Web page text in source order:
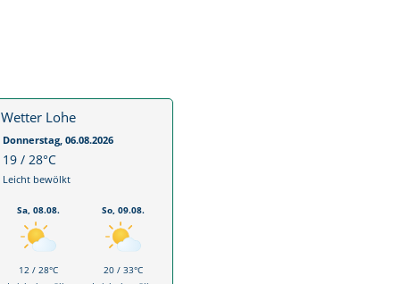
Wetter Lohe
Donnerstag, 06.08.2026
19 / 28°C
Leicht bewölkt
Sa, 08.08.
12 / 28°C
So, 09.08.
20 / 33°C